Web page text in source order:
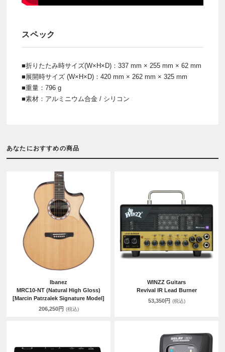
スペック
■折りたたみ時サイズ(W×H×D)：337 mm × 255 mm × 62 mm
■展開時サイズ (W×H×D)：420 mm × 262 mm × 325 mm
■重量：796 g
■素材：アルミニウム合金 / シリコン
あなたにおすすめの商品
Ibanez
MRC10-NT (Natural High Gloss)
[Marcin Patrzalek Signature Model]
206,250円 (税込)
WINZZ Guitars
Revival IR Lead Burner
53,350円 (税込)